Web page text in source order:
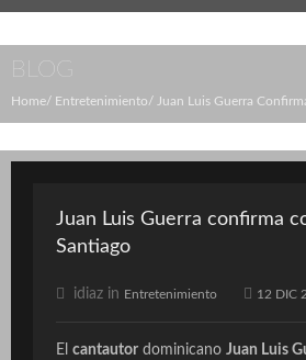
BLOG
Home Entretenimiento Juan Luis Guerra
Juan Luis Guerra confirma
Santiago
idiaz in Entretenimiento 12 DIC
El cantautor dominicano Juan Luis